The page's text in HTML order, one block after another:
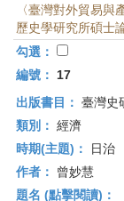
〈臺灣對外貿易
歷史學研究所碩士
勾選：
編號：
17
出版書目： 臺灣史
類別： 經濟
時期(主題)：
日治
作者：
曾妙慧
題名 (點擊閱讀)：